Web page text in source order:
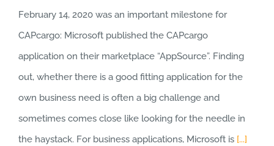
February 14, 2020 was an important milestone for
CAPcargo: Microsoft published the CAPcargo
application on their marketplace “AppSource”. Finding
out, whether there is a good fitting application for the
own business need is often a big challenge and
sometimes comes close like looking for the needle in
the haystack. For business applications, Microsoft is [...]